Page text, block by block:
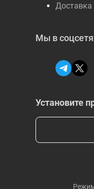
Доставка
Установите
Мы в